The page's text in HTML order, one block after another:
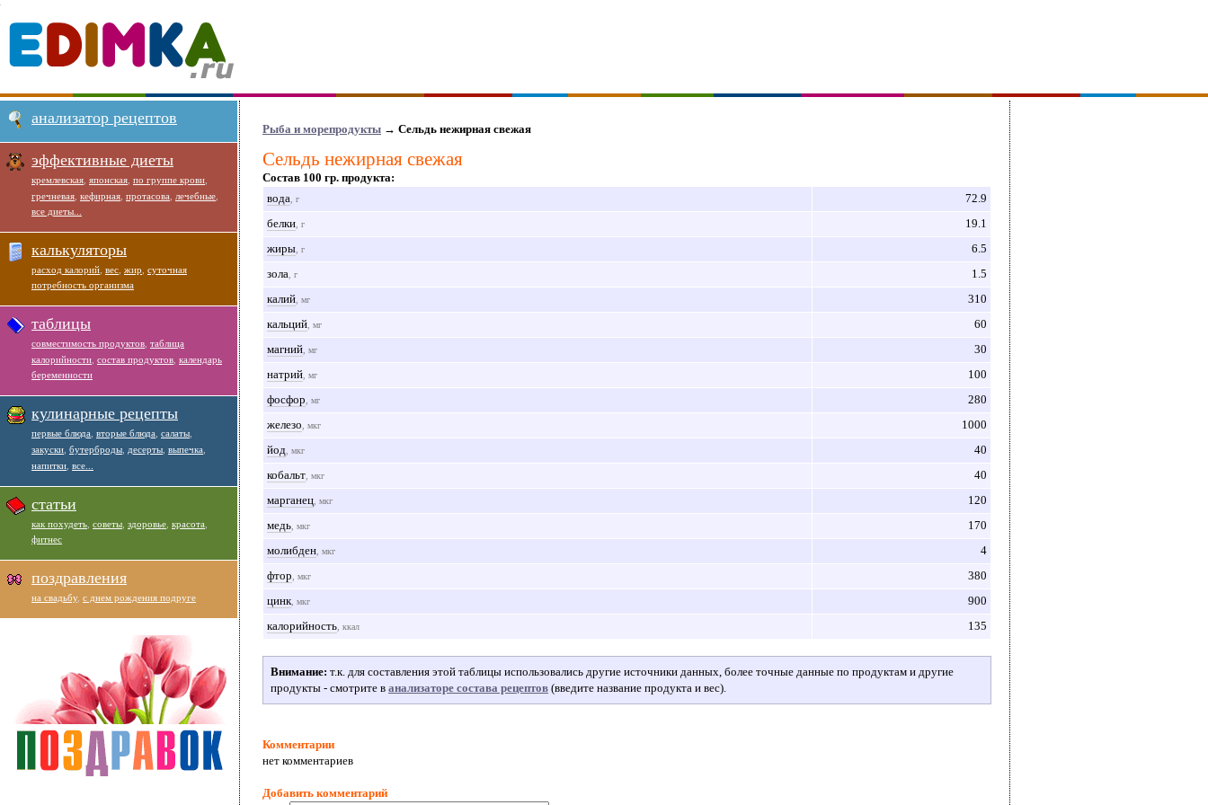
Рыба и морепродукты → Сельдь нежирная свежая
Сельдь нежирная свежая
Состав 100 гр. продукта:
вода , г
72.9
белки , г
19.1
жиры , г
6.5
зола , г
1.5
калий , мг
310
кальций , мг
60
магний , мг
30
натрий , мг
100
фосфор , мг
280
железо , мкг
1000
йод , мкг
40
кобальт , мкг
40
марганец , мкг
120
медь , мкг
170
молибден , мкг
4
фтор , мкг
380
цинк , мкг
900
калорийность , ккал 135
Внимание: т.к. для составления этой таблицы использовались другие источники данных, более точные данные по продуктам и другие
продукты - смотрите в анализаторе состава рецептов (введите название продукта и вес).
Комментарии
нет комментариев
Добавить комментарий
анализатор рецептов
эффективные диеты
кремлевская японская по группе крови
гречневая кефирная протасова лечебные
все диеты...
калькуляторы
расход калорий вес жир суточная
потребность организма
таблицы
совместимость продуктов таблица
калорийности состав продуктов календарь
беременности
кулинарные рецепты
первые блюда вторые блюда салаты
закуски бутерброды десерты выпечка
напитки все...
статьи
как похудеть советы здоровье красота
фитнес
поздравления
на свадьбу, с днем рождения подруге